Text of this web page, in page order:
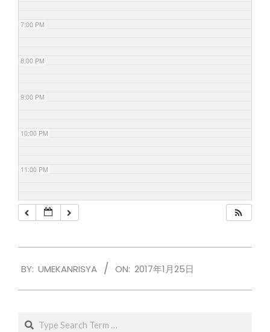
7:00 PM
8:00 PM
9:00 PM
10:00 PM
11:00 PM
01-
BY: UMEKANRISYA ON: 2017年1月25日
Search